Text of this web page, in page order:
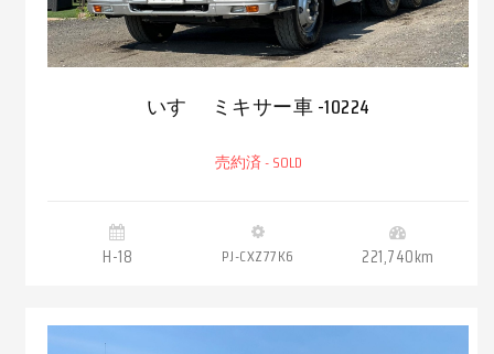
いすゞ ミキサー車 -10224
売約済 - SOLD
H-18 PJ-CXZ77K6 221,740km